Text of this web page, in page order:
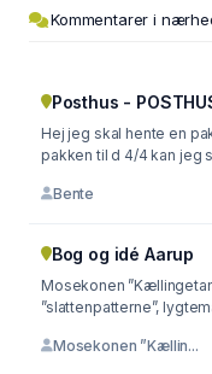
Kommentarer i
Posthus -
Hej jeg skal hente en
pakken til d 4/4 kan jeg
Bente
Bog og idé Aarup
Mosekonen
”slattenpatterne”,
Mosekonen ”Kællin...